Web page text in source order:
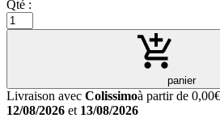
Qté :
panier
Livraison avec Colissimoà partir de 0,00€
12/08/2026 et 13/08/2026